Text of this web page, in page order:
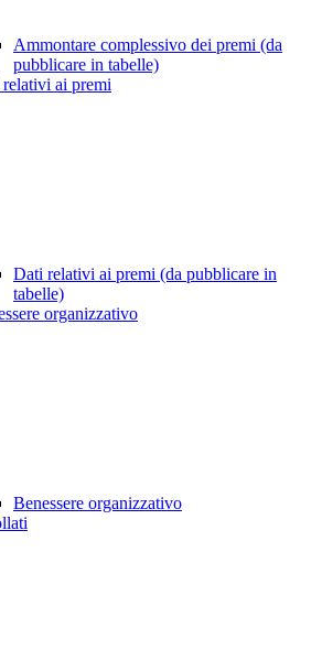
Ammontare complessivo dei premi (da
pubblicare in tabelle)
ai premi
Dati relativi ai premi (da pubblicare in
tabelle)
organizzativo
Benessere organizzativo